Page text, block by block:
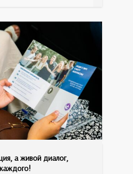
а живой диалог,